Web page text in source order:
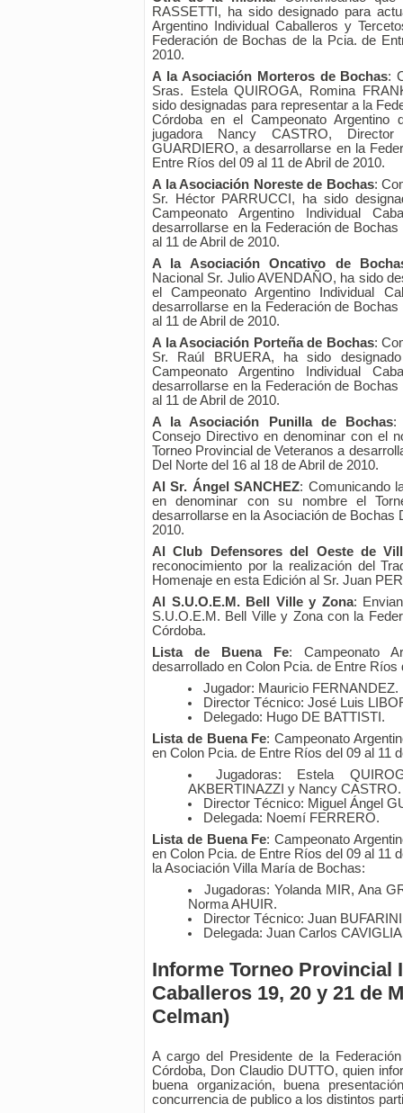
RASSETTI, ha sido designado para
Argentino Individual Caballeros y
Federación de Bochas de la Pcia. de
2010.
A la Asociación Morteros de Bochas:
Sras. Estela QUIROGA, Romina
sido designadas para representar a la
Córdoba en el Campeonato
jugadora Nancy CASTRO,
GUARDIERO, a desarrollarse en la
Entre Ríos del 09 al 11 de Abril de 2010.
A la Asociación Noreste de Bochas:
Sr. Héctor PARRUCCI, ha sido
Campeonato Argentino Individual
desarrollarse en la Federación de
al 11 de Abril de 2010.
A la Asociación Oncativo de
Nacional Sr. Julio AVENDAÑO, ha sido
el Campeonato Argentino Individual
desarrollarse en la Federación de
al 11 de Abril de 2010.
A la Asociación Porteña de Bochas:
Sr. Raúl BRUERA, ha sido
Campeonato Argentino Individual
desarrollarse en la Federación de
al 11 de Abril de 2010.
A la Asociación Punilla de Bochas:
Consejo Directivo en denominar con el
Torneo Provincial de Veteranos a
Del Norte del 16 al 18 de Abril de 2010.
Al Sr. Ángel SANCHEZ: Comunicando
en denominar con su nombre el
desarrollarse en la Asociación de Bochas
2010.
Al Club Defensores del Oeste de
reconocimiento por la realización del
Homenaje en esta Edición al Sr. Juan
Al S.U.O.E.M. Bell Ville y Zona:
S.U.O.E.M. Bell Ville y Zona con la
Córdoba.
Lista de Buena Fe: Campeonato
desarrollado en Colon Pcia. de Entre Ríos
Jugador: Mauricio FERNANDEZ.
Director Técnico: José Luis
Delegado: Hugo DE BATTISTI.
Lista de Buena Fe: Campeonato
en Colon Pcia. de Entre Ríos del 09 al 11
Jugadoras: Estela
AKBERTINAZZI y Nancy CASTRO.
Director Técnico: Miguel Ángel
Delegada: Noemí FERRERO.
Lista de Buena Fe: Campeonato
en Colon Pcia. de Entre Ríos del 09 al 11
la Asociación Villa María de Bochas:
Jugadoras: Yolanda MIR, Ana
Norma AHUIR.
Director Técnico: Juan
Delegada: Juan Carlos
Informe Torneo Provincial
Caballeros 19, 20 y 21 de
Celman)
A cargo del Presidente de la
Córdoba, Don Claudio DUTTO, quien
buena organización, buena
concurrencia de publico a los distintos